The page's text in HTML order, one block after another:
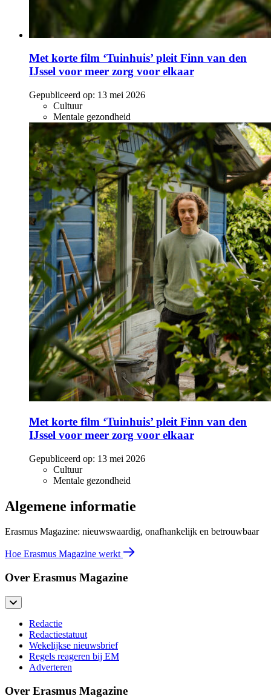
Met korte film ‘Tuinhuis’ pleit Finn van den
IJssel voor meer zorg voor elkaar
Gepubliceerd op: 13 mei 2026
Cultuur
Mentale gezondheid
Met korte film ‘Tuinhuis’ pleit Finn van den
IJssel voor meer zorg voor elkaar
Gepubliceerd op: 13 mei 2026
Cultuur
Mentale gezondheid
Algemene informatie
Erasmus Magazine: nieuwswaardig, onafhankelijk en betrouwbaar
Hoe Erasmus Magazine werkt
Over Erasmus Magazine
Redactie
Redactiestatuut
Wekelijkse nieuwsbrief
Regels reageren bij EM
Adverteren
Over Erasmus Magazine